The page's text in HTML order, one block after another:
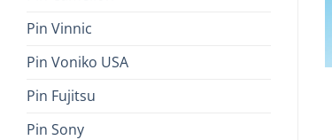
Pin Vinnic
Pin Voniko USA
Pin Fujitsu
Pin Sony